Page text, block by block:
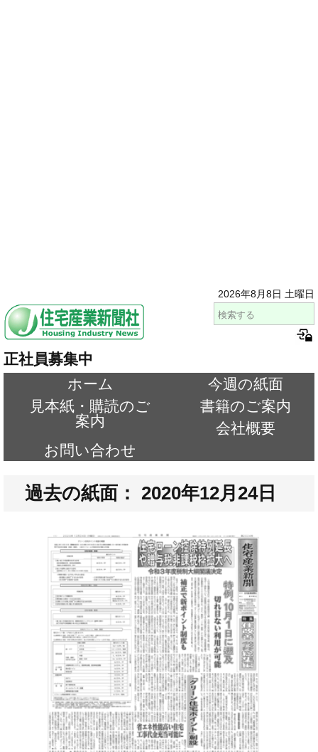
2026年8月8日 土曜日
正社員募集中
ホーム
今週の紙面
見本紙・購読のご
案内
書籍のご案内
会社概要
お問い合わせ
過去の紙面： 2020年12月24日